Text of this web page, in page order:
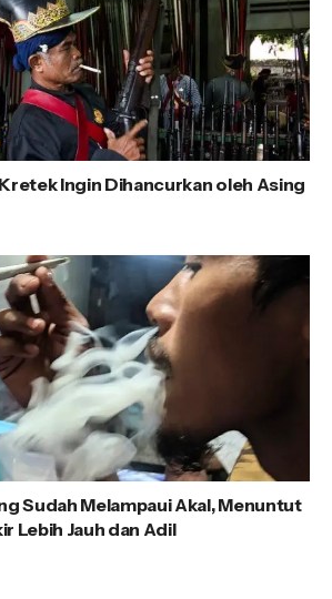
Ingin Dihancurkan oleh Asing
Sudah Melampaui Akal, Menuntut
Lebih Jauh dan Adil